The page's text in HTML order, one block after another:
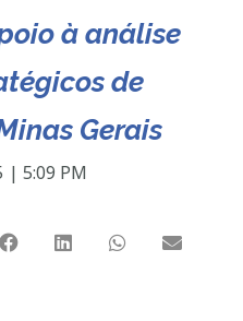
à análise
de
Gerais
| 5:09 PM